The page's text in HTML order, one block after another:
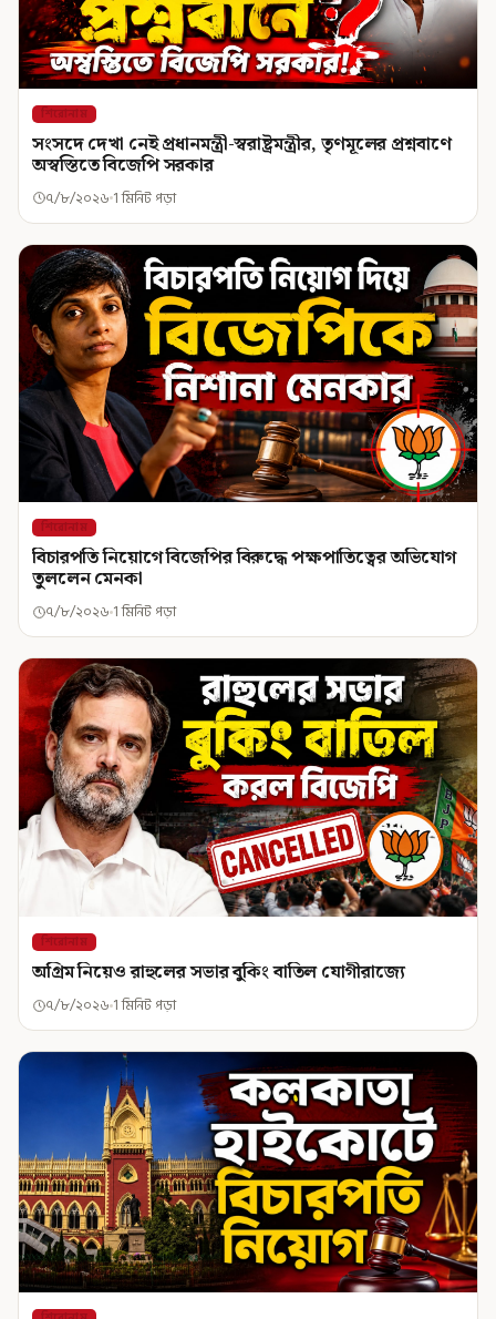
শিরোনাম
সংসদে দেখা নেই প্রধানমন্ত্রী-স্বরাষ্ট্রমন্ত্রীর, তৃণমূলের প্রশ্নবাণে
অস্বস্তিতে বিজেপি সরকার
৭/৮/২০২৬ 1 মিনিট পড়া
শিরোনাম
বিচারপতি নিয়োগে বিজেপির বিরুদ্ধে পক্ষপাতিত্বের অভিযোগ
তুললেন মেনকা
৭/৮/২০২৬ 1 মিনিট পড়া
শিরোনাম
অগ্রিম নিয়েও রাহুলের সভার বুকিং বাতিল যোগীরাজ্যে
৭/৮/২০২৬ 1 মিনিট পড়া